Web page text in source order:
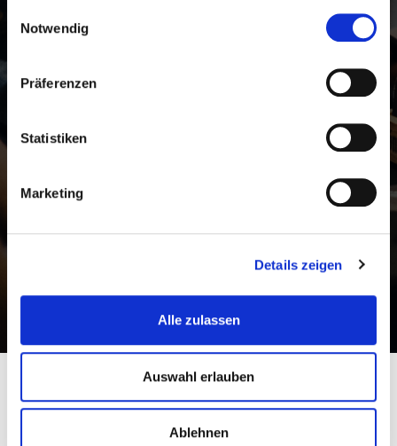
Notwendig
Präferenzen
Statistiken
Marketing
Details zeigen
Alle zulassen
Auswahl erlauben
Ablehnen
euren Besuch oder
Anfragen aller Art!
Martinstr. 32, 50667 Köln
info@craftbeercorner.de